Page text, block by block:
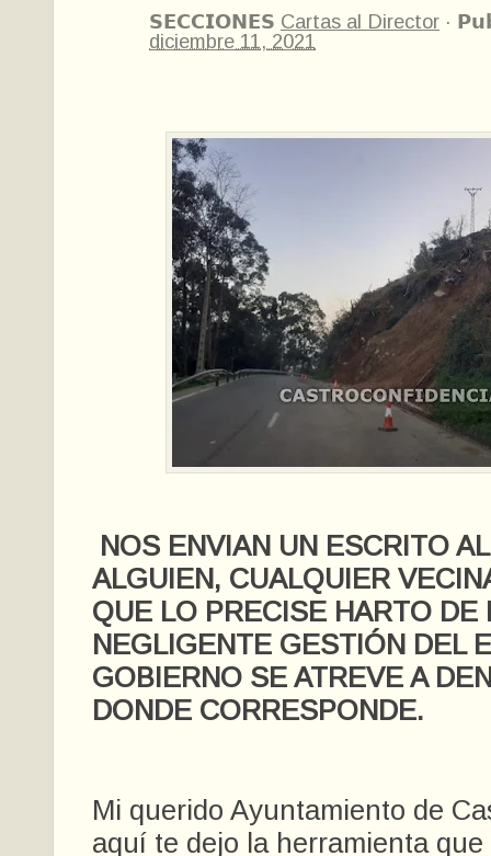
𝗦𝗘𝗖𝗖𝗜𝗢𝗡𝗘𝗦 Cartas al Director ·
diciembre 11, 2021
NOS ENVIAN UN ESCRITO
ALGUIEN, CUALQUIER
QUE LO PRECISE HARTO DE
NEGLIGENTE GESTIÓN DEL
GOBIERNO SE ATREVE A
DONDE CORRESPONDE.
Mi querido Ayuntamiento de
aquí te dejo la herramienta